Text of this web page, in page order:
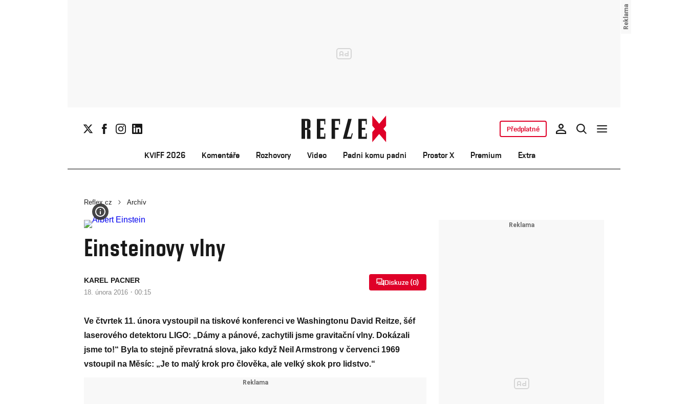
KVIFF 2026 Komentáře Rozhovory Video Padni komu padni Prostor X Premium Extra
Předplatné
Reflex.cz Archív
Einsteinovy vlny
KAREL PACNER
18. února 2016 · 00:15
Diskuze (0)
Ve čtvrtek 11. února vystoupil na tiskové konferenci ve Washingtonu David Reitze, šéf
laserového detektoru LIGO: „Dámy a pánové, zachytili jsme gravitační vlny. Dokázali
jsme to!“ Byla to stejně převratná slova, jako když Neil Armstrong v červenci 1969
vstoupil na Měsíc: „Je to malý krok pro člověka, ale velký skok pro lidstvo.“